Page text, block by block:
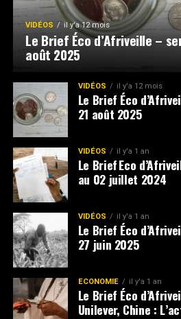
VIDÉOS il y'a 12 mois
Le Brief Éco d’Afriveille –
août 2025
VIDÉOS il y'a 12 mois
Le Brief Éco
21 août 2025
VIDÉOS il y'a 1 an
Le Brief Eco
au 02 juillet 2024
VIDÉOS il y'a 1 an
Le Brief Éco
27 juin 2025
ECONOMIE il y'a 1 an
Le Brief Éco
Unilever, Chine :